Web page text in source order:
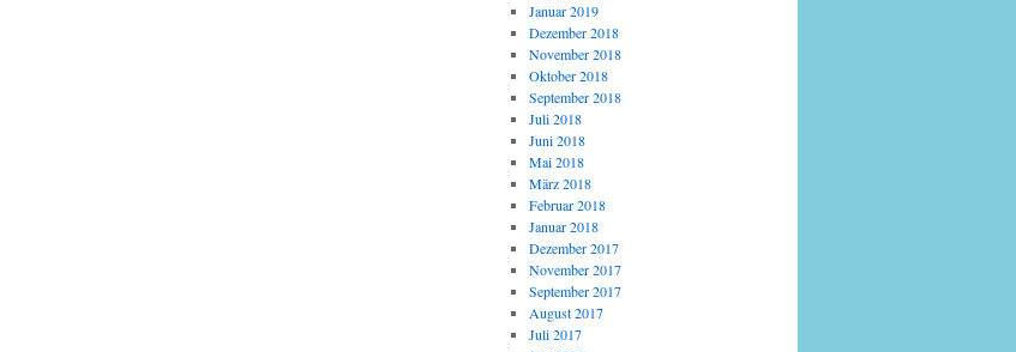
Januar 2019
Dezember 2018
November 2018
Oktober 2018
September 2018
Juli 2018
Juni 2018
Mai 2018
März 2018
Februar 2018
Januar 2018
Dezember 2017
November 2017
September 2017
August 2017
Juli 2017